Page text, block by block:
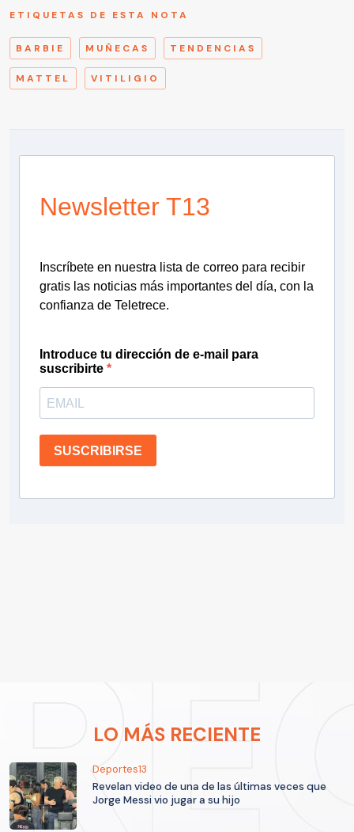
ETIQUETAS DE ESTA NOTA
BARBIE MUÑECAS TENDENCIAS
MATTEL VITILIGIO
Newsletter T13
Inscríbete en nuestra lista de correo para recibir
gratis las noticias más importantes del día, con la
confianza de Teletrece.
Introduce tu dirección de e-mail para
suscribirte
SUSCRIBIRSE
LO MÁS RECIENTE
Deportes13
Revelan video de una de las últimas veces que
Jorge Messi vio jugar a su hijo